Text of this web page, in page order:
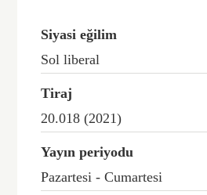
Siyasi eğilim
Sol liberal
Tiraj
20.018 (2021)
Yayın periyodu
Pazartesi - Cumartesi